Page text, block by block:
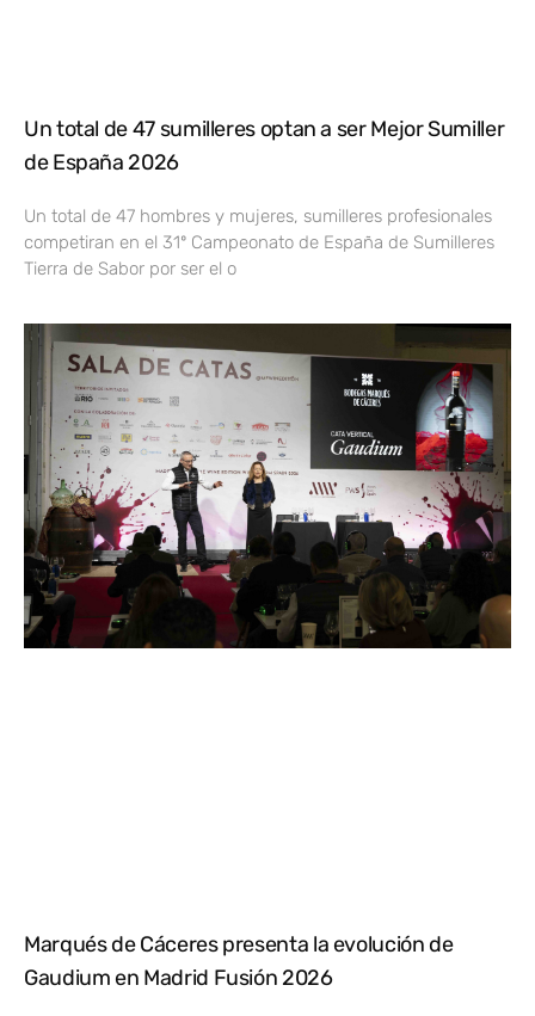
Un total de 47 sumilleres optan a ser Mejor Sumiller
de España 2026
Un total de 47 hombres y mujeres, sumilleres profesionales
competiran en el 31º Campeonato de España de Sumilleres
Tierra de Sabor por ser el o
Marqués de Cáceres presenta la evolución de
Gaudium en Madrid Fusión 2026